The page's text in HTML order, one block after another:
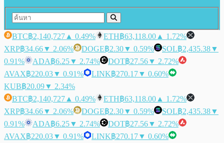
BTC฿2,140,727 ▲ 0.49% ETH฿63,118.00 ▲ 1.72%
XRP฿34.66▼ 2.06% DOGE฿2.30▼ 0.59% SOL฿2,435.38▼
0.91%
ADA฿6.25▼ 2.74% DOT฿27.56▼ 2.72%
AVAX฿220.03▼ 0.91% LINK฿270.17▼ 0.60%
KUB฿20.09▼ 2.34%
BTC฿2,140,727 ▲ 0.49% ETH฿63,118.00 ▲ 1.72%
XRP฿34.66▼ 2.06% DOGE฿2.30▼ 0.59% SOL฿2,435.38▼
0.91%
ADA฿6.25▼ 2.74% DOT฿27.56▼ 2.72%
AVAX฿220.03▼ 0.91% LINK฿270.17▼ 0.60%